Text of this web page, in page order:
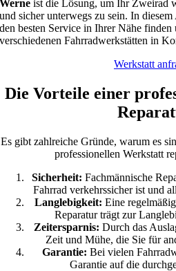
Werne ist die Lösung, um Ihr Zweirad
und sicher unterwegs zu sein. In
den besten Service in Ihrer Nähe
verschiedenen Fahrradwerkstätten in
Werkstatt
Die Vorteile einer
Es gibt zahlreiche Gründe, warum es
professionellen Werkstatt
Sicherheit: Fachmännische
Fahrrad verkehrssicher ist und
Langlebigkeit: Eine
Reparatur trägt zur
Zeitersparnis: Durch das
Zeit und Mühe, die Sie für
Garantie: Bei vielen
Garantie auf die